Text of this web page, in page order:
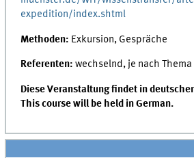
expedition/index.shtml
Methoden: Exkursion, Gespräche
Referenten:wechselnd, je nach Thema
Diese Veranstaltung findet in
This course will be held in German.